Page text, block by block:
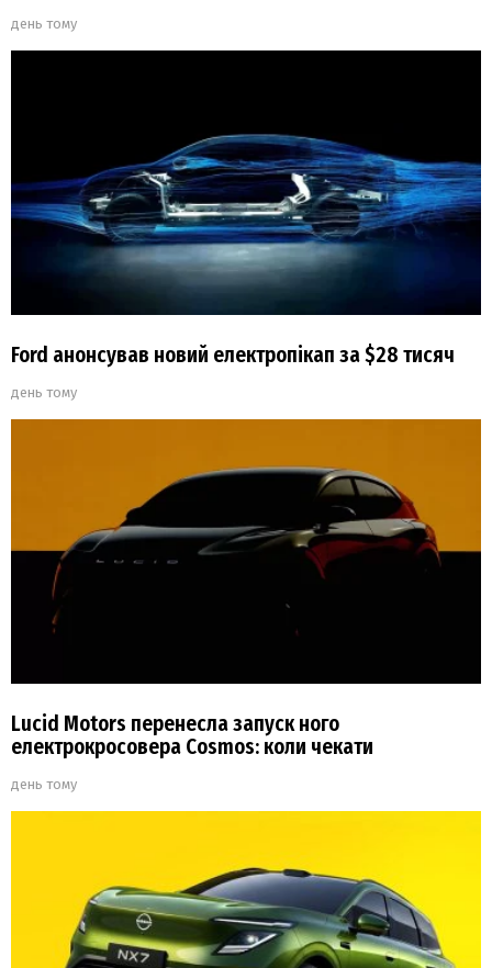
день тому
Ford анонсував новий електропікап за $28 тисяч
день тому
Lucid Motors перенесла запуск ного
електрокросовера Cosmos: коли чекати
день тому